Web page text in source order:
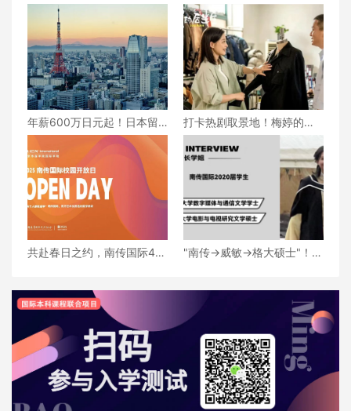
年薪600万日元起！日本留
学就业黄金期全解析——南
传国际日本方向定制化培养
方案
打卡热剧取景地！梅婷的
「设计教室」竟藏在南传国
际学院？
共赴春日之约，南传国际4月
"南传→威敏→格大硕士"！解